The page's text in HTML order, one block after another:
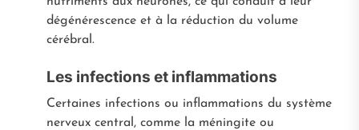
dégénérescence et à la réduction du volume
cérébral.
Les infections et inflammations
Certaines infections ou inflammations du système
nerveux central, comme la méningite ou